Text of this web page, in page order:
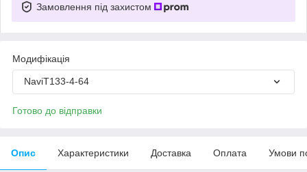
Замовлення під захистом
Модифікація
NaviT133-4-64
Готово до відправки
Опис Характеристики Доставка Оплата Умови